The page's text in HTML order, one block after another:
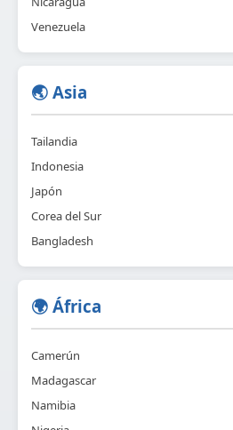
Venezuela
🌏 Asia
Tailandia
Indonesia
Japón
Corea del Sur
Bangladesh
🌍 África
Camerún
Madagascar
Namibia